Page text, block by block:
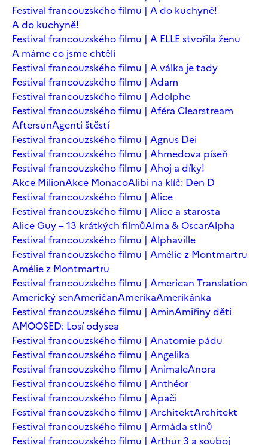
Festival francouzského filmu | A do kuchyně!
A do kuchyně!
Festival francouzského filmu | A ELLE stvořila ženu
A máme co jsme chtěli
Festival francouzského filmu | A válka je tady
Festival francouzského filmu | Adam
Festival francouzského filmu | Adolphe
Festival francouzského filmu | Aféra Clearstream
AftersunAgenti štěstí
Festival francouzského filmu | Agnus Dei
Festival francouzského filmu | Ahmedova píseň
Festival francouzského filmu | Ahoj a díky!
Akce MilionAkce MonacoAlibi na klíč: Den D
Festival francouzského filmu | Alice
Festival francouzského filmu | Alice a starosta
Alice Guy – 13 krátkých filmůAlma & OscarAlpha
Festival francouzského filmu | Alphaville
Festival francouzského filmu | Amélie z Montmartru
Amélie z Montmartru
Festival francouzského filmu | American Translation
Americký senAmeričanAmerikaAmerikánka
Festival francouzského filmu | AminAmiřiny děti
AMOOSED: Losí odysea
Festival francouzského filmu | Anatomie pádu
Festival francouzského filmu | Angelika
Festival francouzského filmu | AnimaleAnora
Festival francouzského filmu | Anthéor
Festival francouzského filmu | Apači
Festival francouzského filmu | ArchitektArchitekt
Festival francouzského filmu | Armáda stínů
Festival francouzského filmu | Arthur 3 a souboj